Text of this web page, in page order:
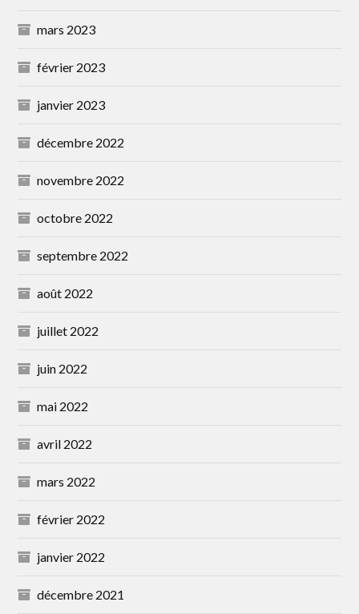
mars 2023
février 2023
janvier 2023
décembre 2022
novembre 2022
octobre 2022
septembre 2022
août 2022
juillet 2022
juin 2022
mai 2022
avril 2022
mars 2022
février 2022
janvier 2022
décembre 2021